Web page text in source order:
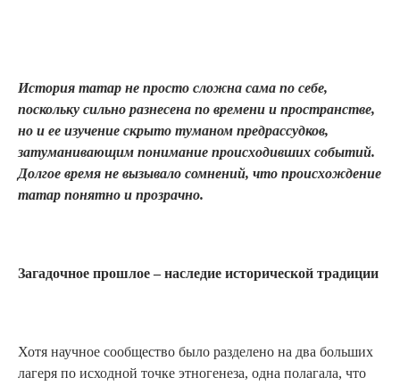
История татар не просто сложна сама по себе,
поскольку сильно разнесена по времени и пространстве,
но и ее изучение скрыто туманом предрассудков,
затуманивающим понимание происходивших событий.
Долгое время не вызывало сомнений, что происхождение
татар понятно и прозрачно.
Загадочное прошлое – наследие исторической традиции
Хотя научное сообщество было разделено на два больших
лагеря по исходной точке этногенеза, одна полагала, что